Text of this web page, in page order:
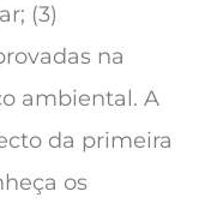
(3)
na
ambiental. A
da primeira
os